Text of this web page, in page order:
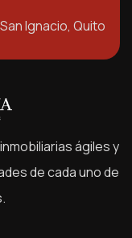
Ignacio, Quito
ágiles y
de cada uno de